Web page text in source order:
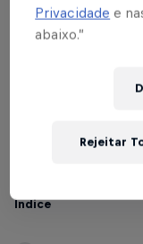
Athyrson
marcado pelo
Escrito por Bruno Sousa
Índice
Privacidade e
abaixo.”
Rejeitar